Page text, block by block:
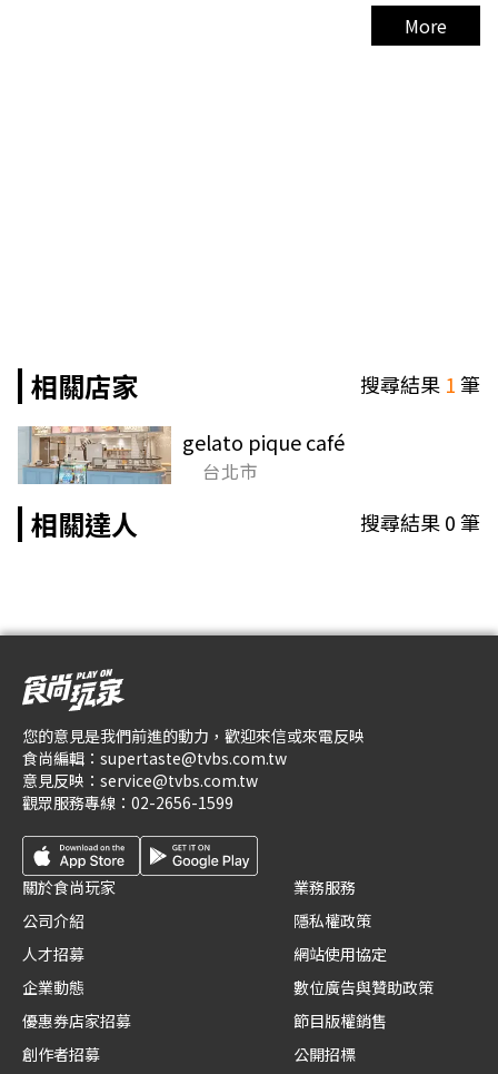
More
相關店家 搜尋結果 1筆
gelato pique café
台北市
相關達人 搜尋結果0筆
您的意見是我們前進的動力，歡迎來信或來電反映
食尚編輯： supertaste@tvbs.com.tw
意見反映： service@tvbs.com.tw
觀眾服務專線： 02-2656-1599
關於食尚玩家
公司介紹
人才招募
企業動態
優惠券店家招募
創作者招募
業務服務
隱私權政策
網站使用協定
數位廣告與贊助政策
節目版權銷售
公開招標